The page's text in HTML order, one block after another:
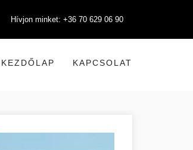
Hívjon minket: +36 70 629 06 90
KEZDŐLAP KAPCSOLAT